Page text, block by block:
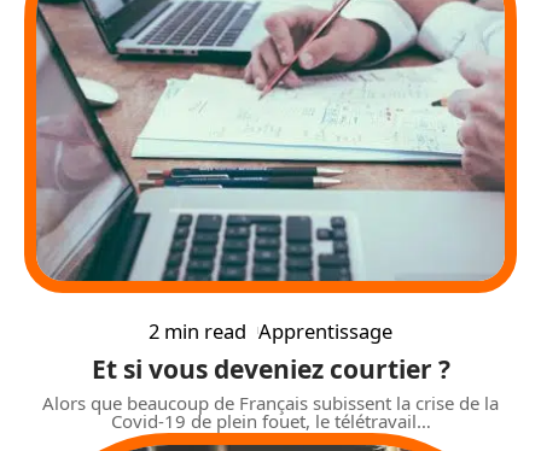
2 min read Apprentissage
Et si vous deveniez courtier ?
Alors que beaucoup de Français subissent la crise de la
Covid-19 de plein fouet, le télétravail…